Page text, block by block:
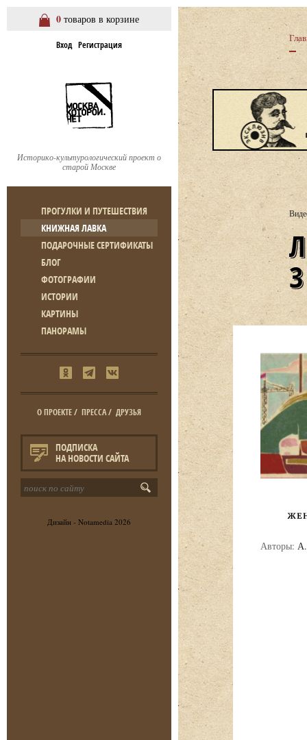
0 товаров в корзине
Вход Регистрация
Историко-культурологический проект о
старой Москве
ПРОГУЛКИ И ПУТЕШЕСТВИЯ
КНИЖНАЯ ЛАВКА
ПОДАРОЧНЫЕ СЕРТИФИКАТЫ
БЛОГ
ФОТОГРАФИИ
ИСТОРИИ
КАРТИНЫ
ПАНОРАМЫ
О ПРОЕКТЕ/ ПРЕССА/ ДРУЗЬЯ
ПОДПИСКА
НА НОВОСТИ САЙТА
Дизайн - Notamedia 2026
ЛЕКЦИЯ А.
Авторы: